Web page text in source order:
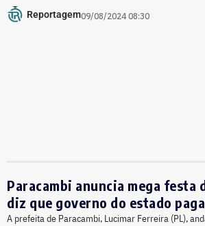
Reportagem09/08/2024 08:30
Paracambi anuncia mega festa
diz que governo do estado
A prefeita de Paracambi, Lucimar Ferreira (PL),